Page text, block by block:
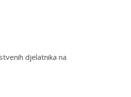
djelatnika na